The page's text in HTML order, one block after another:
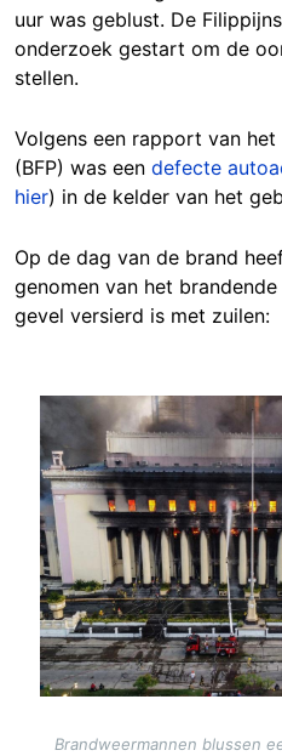
uur was geblust. De
onderzoek gestart om de
stellen.
Volgens een rapport van
(BFP) was een defecte
hier) in de kelder van het
Op de dag van de brand
genomen van het
gevel versierd is met zuilen:
Image
Brandweermannen blussen